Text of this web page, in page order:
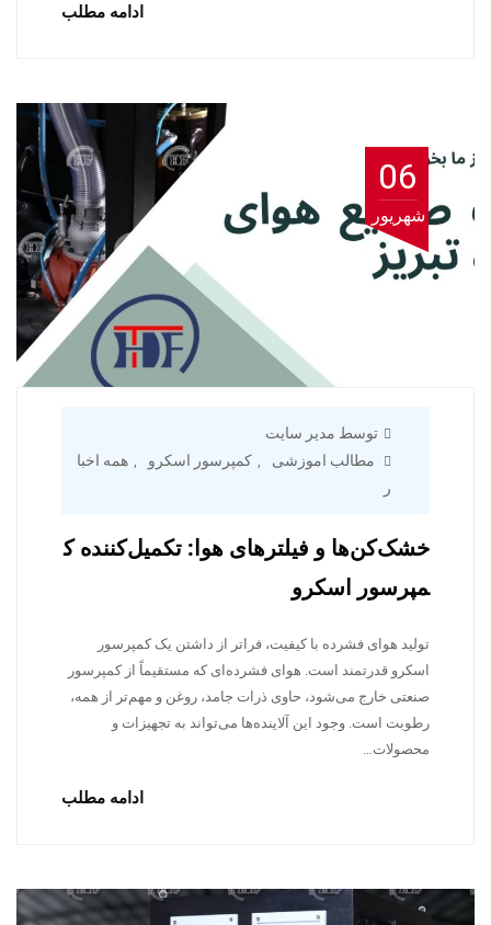
ادامه مطلب
06
شهریور
توسط مدیر سایت
مطالب اموزشی
, کمپرسور اسکرو , همه اخبا
ر
خشک‌کن‌ها و فیلترهای هوا: تکمیل‌کننده ک
مپرسور اسکرو
تولید هوای فشرده با کیفیت، فراتر از داشتن یک کمپرسور
اسکرو قدرتمند است. هوای فشرده‌ای که مستقیماً از کمپرسور
صنعتی خارج می‌شود، حاوی ذرات جامد، روغن و مهم‌تر از همه،
رطوبت است. وجود این آلاینده‌ها می‌تواند به تجهیزات و
محصولات…
ادامه مطلب